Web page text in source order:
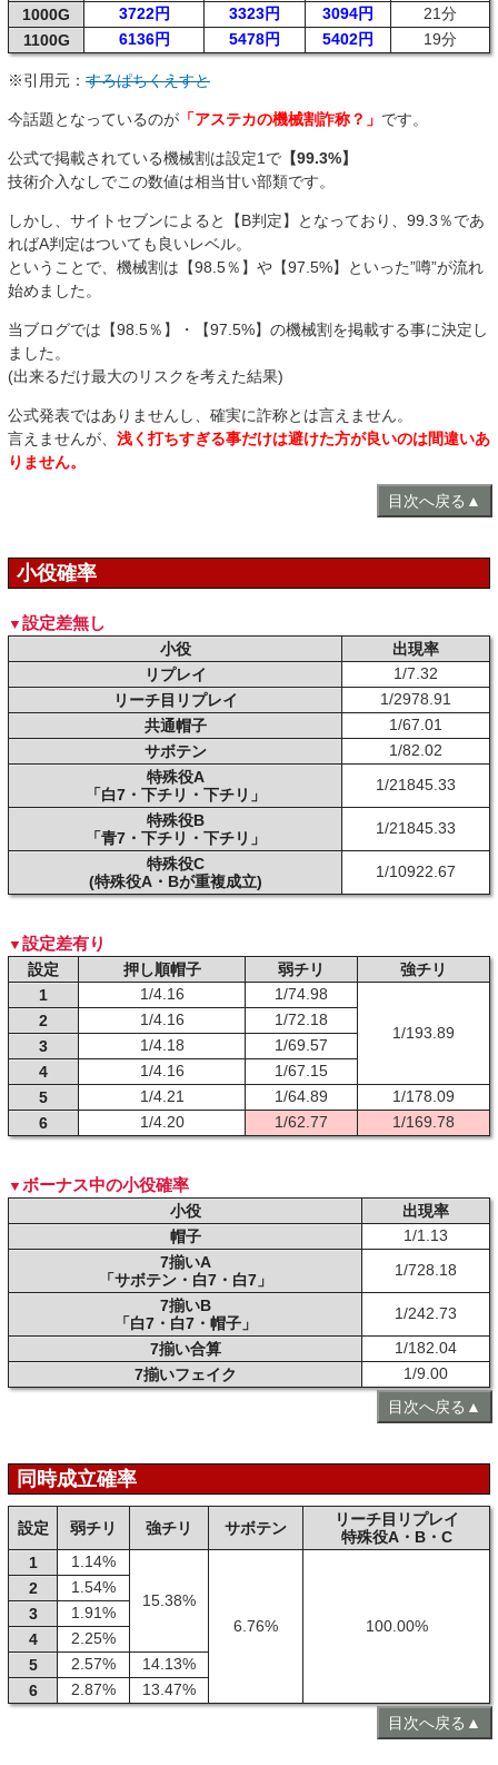
1000G
3722円 3323円 3094円
21分
1100G
6136円 5478円 5402円 19分
※引用元： すろぱちくえすと
今話題となっているのが 「アステカの機械割詐称？」 です。
公式で掲載されている機械割は設定1で 【99.3%】
技術介入なしでこの数値は相当甘い部類です。
しかし、サイトセブンによると【B判定】となっており、99.3％であ
ればA判定はついても良いレベル。
ということで、機械割は【98.5％】や【97.5%】といった”噂”が流れ
始めました。
当ブログでは【98.5％】・【97.5%】の機械割を掲載する事に決定し
ました。
(出来るだけ最大のリスクを考えた結果)
公式発表ではありませんし、確実に詐称とは言えません。
言えませんが、 浅く打ちすぎる事だけは避けた方が良いのは間違いあ
りません。
目次へ戻る▲
小役確率
設定差無し
小役
出現率
リプレイ
1/7.32
リーチ目リプレイ
1/2978.91
共通帽子
1/67.01
サボテン
1/82.02
特殊役A
「白7・下チリ・下チリ」
1/21845.33
特殊役B
「青7・下チリ・下チリ」
1/21845.33
特殊役C
(特殊役A・Bが重複成立)
1/10922.67
設定差有り
設定 押し順帽子 弱チリ
強チリ
1
1/4.16 1/74.98
1/193.89
2 1/4.16
1/72.18
3
1/4.18
1/69.57
4
1/4.16
1/67.15
5
1/4.21 1/64.89
1/178.09
6
1/4.20 1/62.77 1/169.78
ボーナス中の小役確率
小役
出現率
帽子
1/1.13
7揃いA
「サボテン・白7・白7」
1/728.18
7揃いB
「白7・白7・帽子」
1/242.73
7揃い合算
1/182.04
7揃いフェイク
1/9.00
目次へ戻る▲
同時成立確率
設定 弱チリ 強チリ サボテン
リーチ目リプレイ
特殊役A・B・C
1
1.14%
15.38%
6.76%
100.00%
2
1.54%
3
1.91%
4
2.25%
5
2.57%
14.13%
6
2.87%
13.47%
目次へ戻る▲